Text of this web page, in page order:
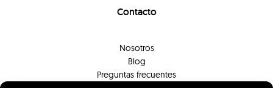
Contacto
Nosotros
Blog
Preguntas frecuentes